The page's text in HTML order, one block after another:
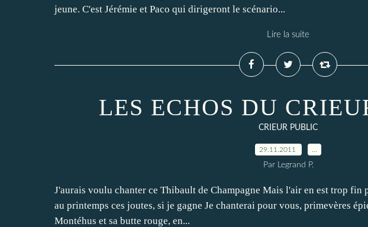
jeune. C'est Jérémie et Paco qui dirigeront le scénario...
Lire la suite
LES ECHOS DU
CRIEUR PUBLIC
29.11.2011
Par Legrand P.
J'aurais voulu chanter ce Thibault de Champagne Mais l'air en est trop fin
au printemps ces joutes, si je gagne Je chanterai pour vous, primevères
Montéhus et sa butte rouge, en...